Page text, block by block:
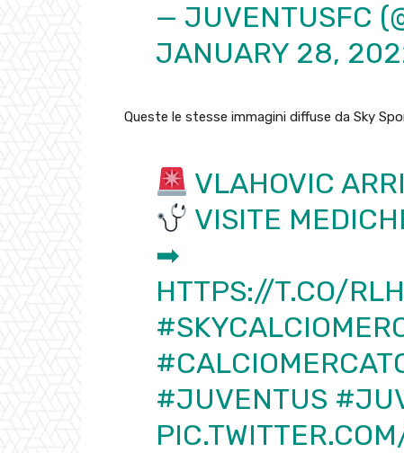
— JUVENTUSFC
JANUARY 28,
Queste le stesse immagini diffuse da Sky
VLAHOVIC
VISITE
➡
HTTPS://T.CO/
#JUVENTUS